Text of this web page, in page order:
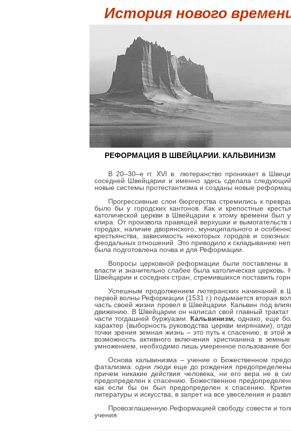
История нового
РЕФОРМАЦИЯ В ШВЕЙЦАРИИ. КАЛЬВИНИЗМ
В 20–30–е гг. XVI в. лютеранство проникает в
соседней Швейцарии и именно здесь сделала
новые системы протестантизма и созданы новые
Прогрессивные слои бюргерства стремились к
было бы у городских кантонов. Как и крепостные
католической церкви в Швейцарии к этому времени был
клира. От произвола правящей верхушки и
городах, наличие дворянского, муниципального и
крестьянства, зависимость некоторых городов и
феодальных отношений. Это приводило к складыванию
была подготовлена почва и для Реформации.
Вопросы церковной реформации были поставлены
власти и значительно слабее была католическая
Швейцарии и соседних стран, стремившихся поставить
Успешным продолжением лютеранских начинаний в
первой волны Реформации (1531 г.) подымается вторая
часть своей жизни провел в Швейцарии. Кальвин под
движению. В Швейцарии он написал свой главный
части тогдашней буржуазии. Кальвинизм, однако, еще
характер (выборность руководства церкви мирянами),
точки зрения земная жизнь – это путь к спасению, в
возможность активного включения христианина в
умножением, необходимо лишь умеренное пользование
Основа кальвинизма – учение о Божественном
фатализма: одни люди еще до рождения
причем никакие действия человека, ни его вера не в
предопределен к спасению. Божественное
как если бы он был предопределен к спасению.
литературы и искусства, в запрет на все увеселения и
Провозглашенную Реформацией свободу совести и
учения.